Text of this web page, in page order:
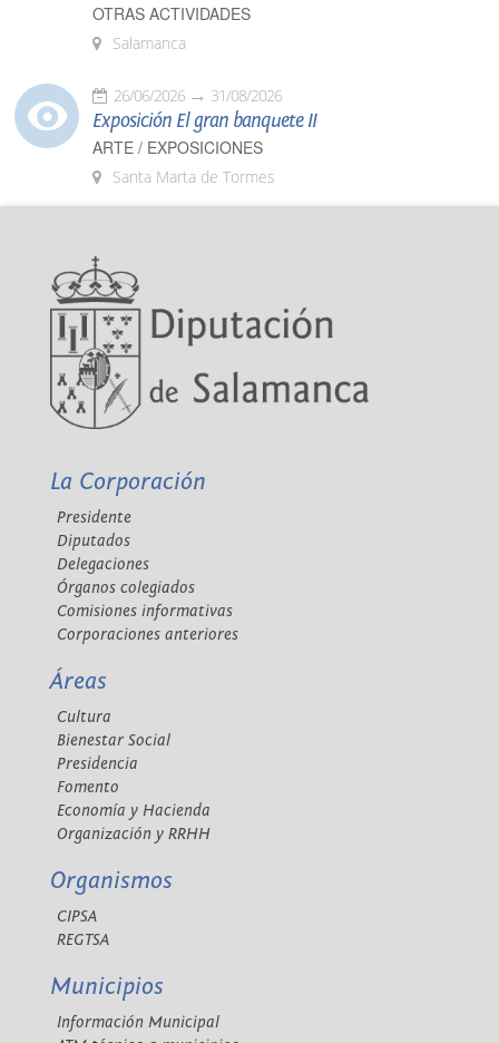
OTRAS ACTIVIDADES
Salamanca
26/06/2026 31/08/2026
Exposición El gran banquete II
ARTE / EXPOSICIONES
Santa Marta de Tormes
La Corporación
Presidente
Diputados
Delegaciones
Órganos colegiados
Comisiones informativas
Corporaciones anteriores
Áreas
Cultura
Bienestar Social
Presidencia
Fomento
Economía y Hacienda
Organización y RRHH
Organismos
CIPSA
REGTSA
Municipios
Información Municipal